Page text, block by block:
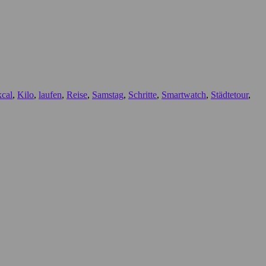
, Kilo, laufen, Reise, Samstag, Schritte, Smartwatch, Städtetour,